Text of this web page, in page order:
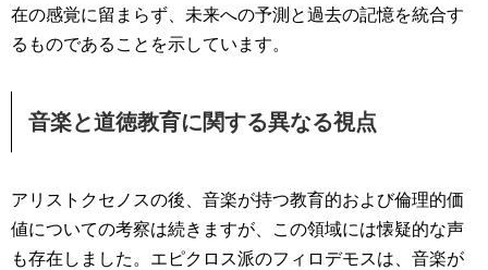
在の感覚に留まらず、未来への予測と過去の記憶を統合す
るものであることを示しています。
音楽と道徳教育に関する異なる視点
アリストクセノスの後、音楽が持つ教育的および倫理的価
値についての考察は続きますが、この領域には懐疑的な声
も存在しました。エピクロス派のフィロデモスは、音楽が